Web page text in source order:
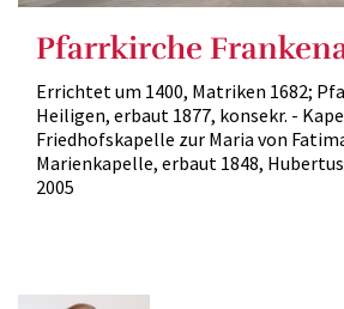
Pfarrkirche
Errichtet um 1400, Matriken 1682;
Heiligen, erbaut 1877, konsekr. -
Friedhofskapelle zur Maria von
Marienkapelle, erbaut 1848,
2005